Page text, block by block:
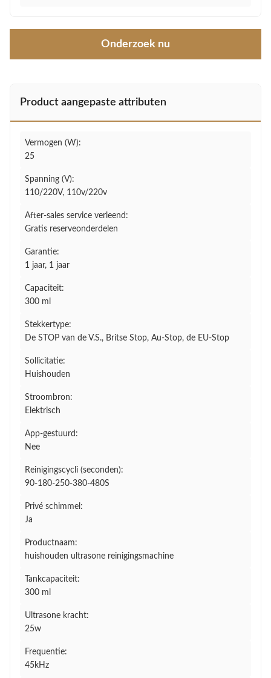
Onderzoek nu
Product aangepaste attributen
Vermogen (W):
25
Spanning (V):
110/220V, 110v/220v
After-sales service verleend:
Gratis reserveonderdelen
Garantie:
1 jaar, 1 jaar
Capaciteit:
300 ml
Stekkertype:
De STOP van de V.S., Britse Stop, Au-Stop, de EU-Stop
Sollicitatie:
Huishouden
Stroombron:
Elektrisch
App-gestuurd:
Nee
Reinigingscycli (seconden):
90-180-250-380-480S
Privé schimmel:
Ja
Productnaam:
huishouden ultrasone reinigingsmachine
Tankcapaciteit:
300 ml
Ultrasone kracht:
25w
Frequentie:
45kHz